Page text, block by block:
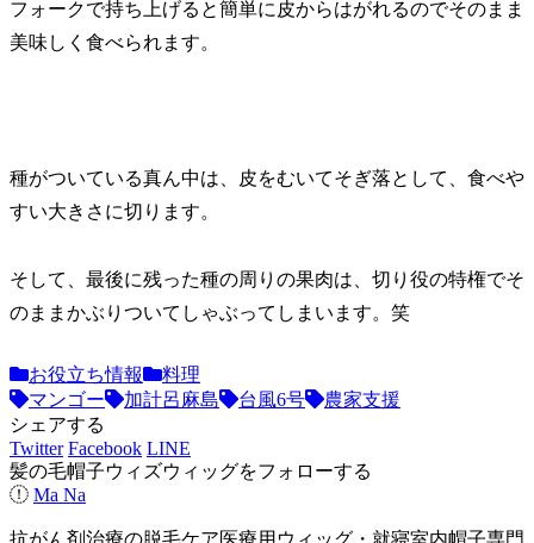
フォークで持ち上げると簡単に皮からはがれるのでそのまま
美味しく食べられます。
種がついている真ん中は、皮をむいてそぎ落として、食べや
すい大きさに切ります。
そして、最後に残った種の周りの果肉は、切り役の特権でそ
のままかぶりついてしゃぶってしまいます。笑
お役立ち情報
料理
マンゴー
加計呂麻島 台風6号
農家支援
シェアする
Twitter Facebook LINE
髪の毛帽子ウィズウィッグをフォローする
Ma Na